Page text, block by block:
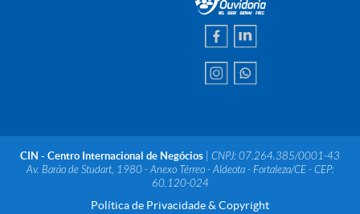
CIN - Centro Internacional de Negócios
| CNPJ: 07.264.385/0001-43
Av. Barão de Studart, 1980 - Anexo Térreo - Aldeota - Fortaleza/CE - CEP:
60.120-024
Política de Privacidade & Copyright